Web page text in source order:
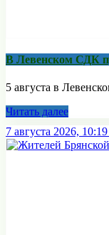
В Левенском СДК
5 августа в
Читать далее
7 августа 2026, 10:19